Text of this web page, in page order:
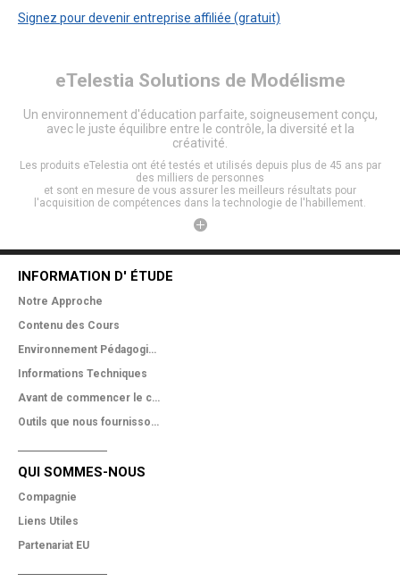
Signez pour devenir entreprise affiliée (gratuit)
eTelestia Solutions de Modélisme
Un environnement d'éducation parfaite, soigneusement conçu,
avec le juste équilibre entre le contrôle, la diversité et la
créativité.
Les produits eTelestia ont été testés et utilisés depuis plus de 45 ans par
des milliers de personnes
et sont en mesure de vous assurer les meilleurs résultats pour
l'acquisition de compétences dans la technologie de l'habillement.
INFORMATION D' ÉTUDE
Notre Approche
Contenu des Cours
Environnement Pédagogique
Informations Techniques
Avant de commencer le cours
Outils que nous fournissons
QUI SOMMES-NOUS
Compagnie
Liens Utiles
Partenariat EU